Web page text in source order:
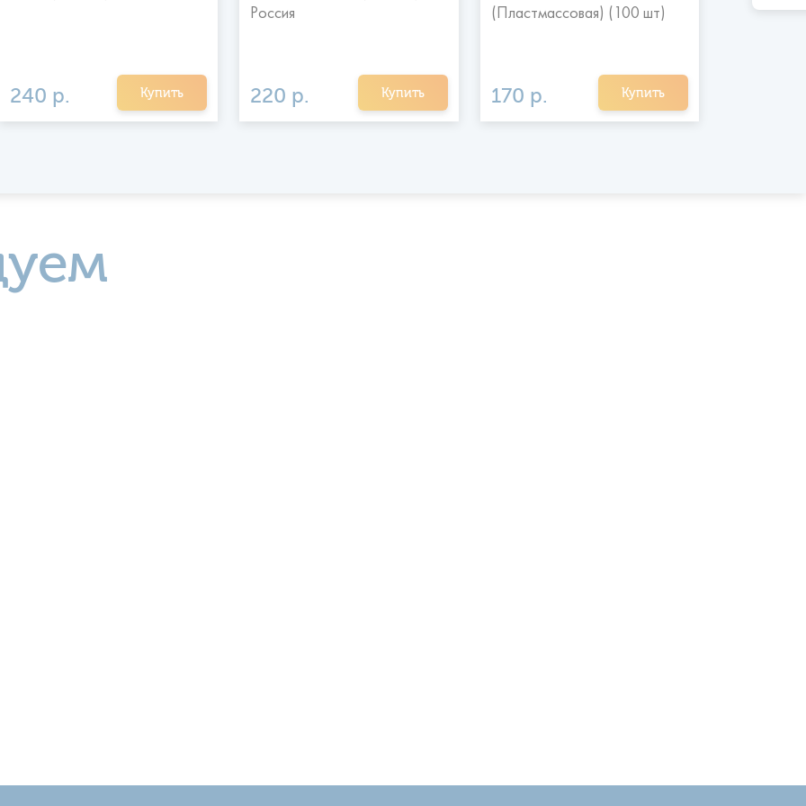
240 р. Купить
Россия
220 р. Купить
(Пластмассовая) (100 шт)
170 р. Купить
Россия